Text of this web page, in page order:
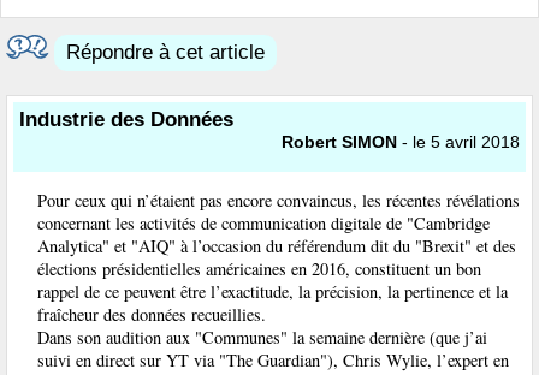
Répondre à cet article
Industrie des Données
Robert SIMON - le 5 avril 2018
Pour ceux qui n’étaient pas encore convaincus, les récentes révélations
concernant les activités de communication digitale de "Cambridge
Analytica" et "AIQ" à l’occasion du référendum dit du "Brexit" et des
élections présidentielles américaines en 2016, constituent un bon
rappel de ce peuvent être l’exactitude, la précision, la pertinence et la
fraîcheur des données recueillies.
Dans son audition aux "Communes" la semaine dernière (que j’ai
suivi en direct sur YT via "The Guardian"), Chris Wylie, l’expert en